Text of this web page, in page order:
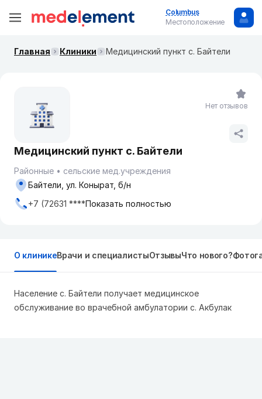
Columbus
Местоположение
Главная Клиники Медицинский пункт с. Байтели
Медицинский пункт с. Байтели
Районные
сельские мед.учреждения
Байтели, ул. Конырат, б/н
+7 (72631 ****Показать полностью
Нет отзывов
О клиникеВрачи и специалистыОтзывыЧто нового?
Население с. Байтели получает медицинское
обслуживание во врачебной амбулатории с. Акбулак